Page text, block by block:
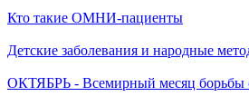
Кто такие ОМНИ-пациенты
Детские заболевания и народные
ОКТЯБРЬ - Всемирный месяц борьбы